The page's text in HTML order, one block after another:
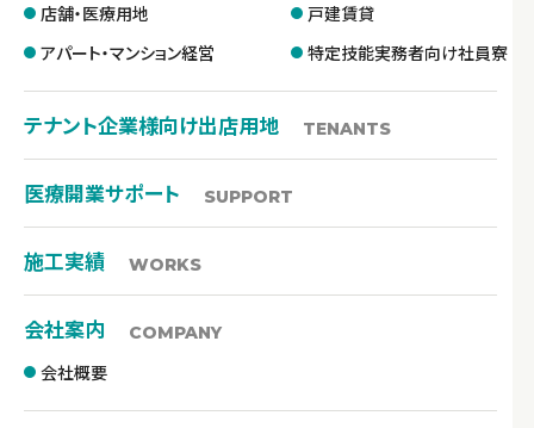
店舗・医療用地
戸建賃貸
アパート・マンション経営
特定技能実務者向け社員寮
テナント企業様向け出店用地 TENANTS
医療開業サポート SUPPORT
施工実績 WORKS
会社案内 COMPANY
会社概要